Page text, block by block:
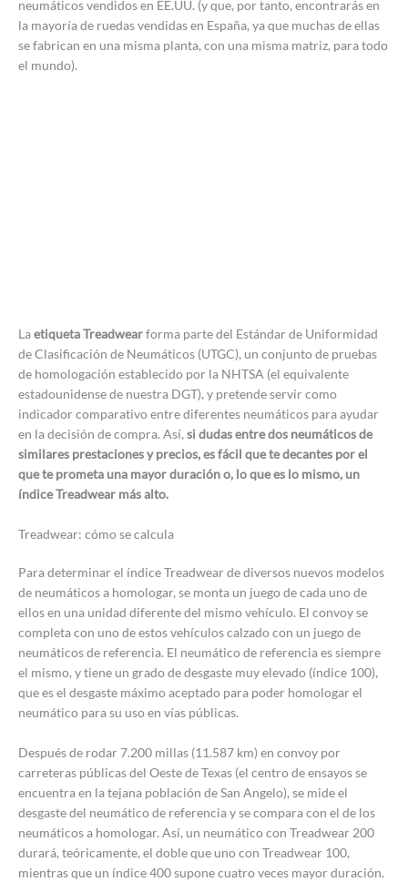
neumáticos vendidos en EE.UU. (y que, por tanto, encontrarás en
la mayoría de ruedas vendidas en España, ya que muchas de ellas
se fabrican en una misma planta, con una misma matriz, para todo
el mundo).
Laetiqueta Treadwearforma parte del Estándar de Uniformidad
de Clasificación de Neumáticos (UTGC), un conjunto de pruebas
de homologación establecido por la NHTSA (el equivalente
estadounidense de nuestra DGT), y pretende servir como
indicador comparativo entre diferentes neumáticos para ayudar
en la decisión de compra. Así, si dudas entre dos neumáticos de
similares prestaciones y precios, es fácil que te decantes por el
que te prometa una mayor duración o, lo que es lo mismo, un
índice Treadwear más alto.
Treadwear: cómo se calcula
Para determinar el índice Treadwear de diversos nuevos modelos
de neumáticos a homologar, se monta un juego de cada uno de
ellos en una unidad diferente del mismo vehículo. El convoy se
completa con uno de estos vehículos calzado con un juego de
neumáticos de referencia. El neumático de referencia es siempre
el mismo, y tiene un grado de desgaste muy elevado (índice 100),
que es el desgaste máximo aceptado para poder homologar el
neumático para su uso en vías públicas.
Después de rodar 7.200 millas (11.587 km) en convoy por
carreteras públicas del Oeste de Texas (el centro de ensayos se
encuentra en la tejana población de San Angelo), se mide el
desgaste del neumático de referencia y se compara con el de los
neumáticos a homologar. Así, un neumático con Treadwear 200
durará, teóricamente, el doble que uno con Treadwear 100,
mientras que un índice 400 supone cuatro veces mayor duración.